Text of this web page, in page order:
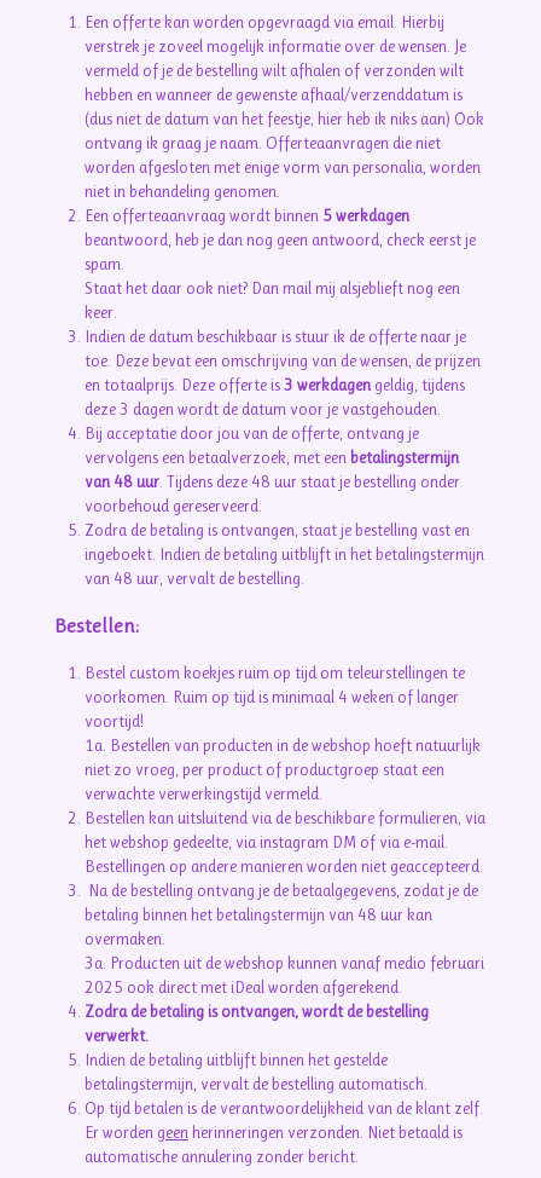
Een offerte kan worden opgevraagd via email. Hierbij
verstrek je zoveel mogelijk informatie over de wensen. Je
vermeld of je de bestelling wilt afhalen of verzonden wilt
hebben en wanneer de gewenste afhaal/verzenddatum is
(dus niet de datum van het feestje, hier heb ik niks aan) Ook
ontvang ik graag je naam. Offerteaanvragen die niet
worden afgesloten met enige vorm van personalia, worden
niet in behandeling genomen.
Een offerteaanvraag wordt binnen 5 werkdagen
beantwoord, heb je dan nog geen antwoord, check eerst je
spam.
Staat het daar ook niet? Dan mail mij alsjeblieft nog een
keer.
Indien de datum beschikbaar is stuur ik de offerte naar je
toe. Deze bevat een omschrijving van de wensen, de prijzen
en totaalprijs. Deze offerte is3 werkdagengeldig, tijdens
deze 3 dagen wordt de datum voor je vastgehouden.
Bij acceptatie door jou van de offerte, ontvang je
vervolgens een betaalverzoek, met een betalingstermijn
van 48 uur. Tijdens deze 48 uur staat je bestelling onder
voorbehoud gereserveerd.
Zodra de betaling is ontvangen, staat je bestelling vast en
ingeboekt. Indien de betaling uitblijft in het betalingstermijn
van 48 uur, vervalt de bestelling.
Bestellen:
Bestel custom koekjes ruim op tijd om teleurstellingen te
voorkomen. Ruim op tijd is minimaal 4 weken of langer
voortijd!
1a. Bestellen van producten in de webshop hoeft natuurlijk
niet zo vroeg, per product of productgroep staat een
verwachte verwerkingstijd vermeld.
Bestellen kan uitsluitend via de beschikbare formulieren, via
het webshop gedeelte, via instagram DM of via e-mail.
Bestellingen op andere manieren worden niet geaccepteerd.
Na de bestelling ontvang je de betaalgegevens, zodat je de
betaling binnen het betalingstermijn van 48 uur kan
overmaken.
3a. Producten uit de webshop kunnen vanaf medio februari
2025 ook direct met iDeal worden afgerekend.
Zodra de betaling is ontvangen, wordt de bestelling
verwerkt.
Indien de betaling uitblijft binnen het gestelde
betalingstermijn, vervalt de bestelling automatisch.
Op tijd betalen is de verantwoordelijkheid van de klant zelf.
Er worden geenherinneringen verzonden. Niet betaald is
automatische annulering zonder bericht.